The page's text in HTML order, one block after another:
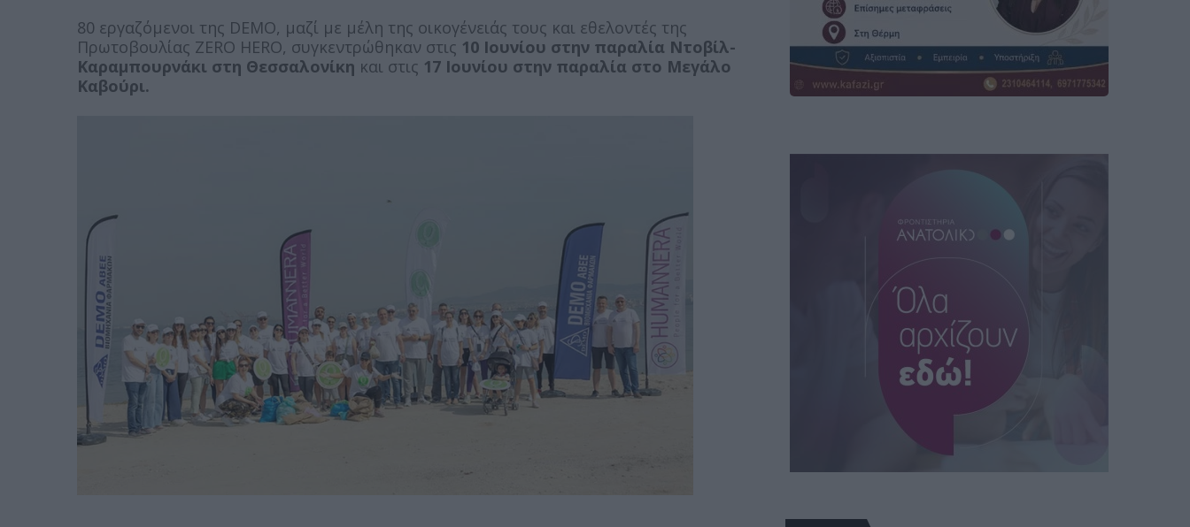
80 εργαζόμενοι της DEMO, μαζί με μέλη της οικογένειάς τους και εθελοντές της
Πρωτοβουλίας ZERO HERO, συγκεντρώθηκαν στις 10 Ιουνίου στην παραλία Ντοβίλ-
Καραμπουρνάκι στη Θεσσαλονίκη και στις 17 Ιουνίου στην παραλία στο Μεγάλο
Καβούρι.